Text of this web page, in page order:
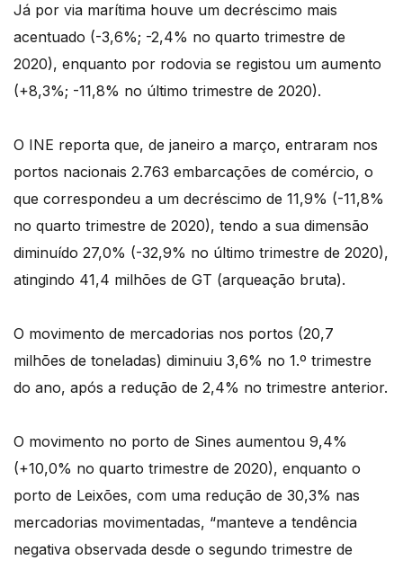
Já por via marítima houve um decréscimo mais
acentuado (-3,6%; -2,4% no quarto trimestre de
2020), enquanto por rodovia se registou um aumento
(+8,3%; -11,8% no último trimestre de 2020).
O INE reporta que, de janeiro a março, entraram nos
portos nacionais 2.763 embarcações de comércio, o
que correspondeu a um decréscimo de 11,9% (-11,8%
no quarto trimestre de 2020), tendo a sua dimensão
diminuído 27,0% (-32,9% no último trimestre de 2020),
atingindo 41,4 milhões de GT (arqueação bruta).
O movimento de mercadorias nos portos (20,7
milhões de toneladas) diminuiu 3,6% no 1.º trimestre
do ano, após a redução de 2,4% no trimestre anterior.
O movimento no porto de Sines aumentou 9,4%
(+10,0% no quarto trimestre de 2020), enquanto o
porto de Leixões, com uma redução de 30,3% nas
mercadorias movimentadas, “manteve a tendência
negativa observada desde o segundo trimestre de